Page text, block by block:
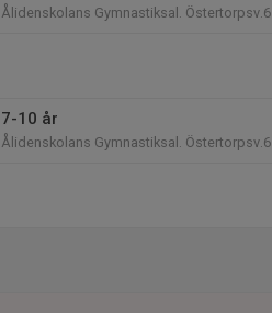
Ålidenskolans Gymnastiksal. Östertorpsv.6
7-10 år
Ålidenskolans Gymnastiksal. Östertorpsv.6